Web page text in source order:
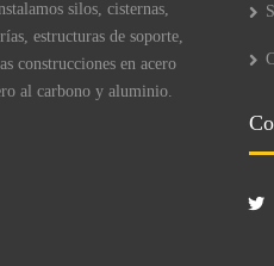
silos, cisternas,
estructuras de soporte,
construcciones en acero
al carbono y aluminio.